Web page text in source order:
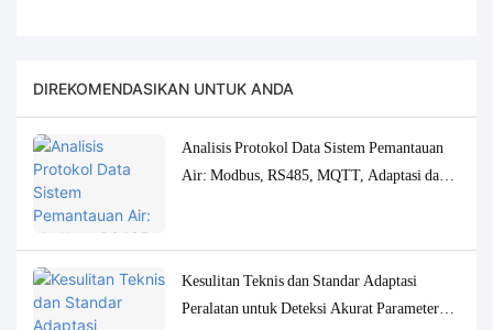
DIREKOMENDASIKAN UNTUK ANDA
Analisis Protokol Data Sistem Pemantauan
Air: Modbus, RS485, MQTT, Adaptasi dan
Kesulitan Teknis dan Standar Adaptasi
Peralatan untuk Deteksi Akurat Parameter